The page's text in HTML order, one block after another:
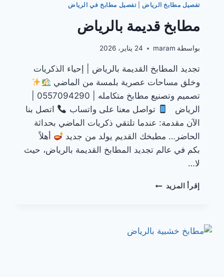
تفصيل مطابخ الرياض |تفصيل مطابخ في الرياض
مطابخ قديمة بالرياض
بواسطة maram 24 يناير، 2026
تجديد المطابخ القديمة بالرياض | إحياء الذكريات
وخلق مساحات عصرية بلمسة من الماضي
الرياض
تواصل معنا على واتساب
اتصل بنا
الآن مقدمة: عندما تلتقي ذكريات الماضي بحداثة
الحاضر… مطبخك القديم يولد من جديد
أهلاً
بكم في عالم تجديد المطابخ القديمة بالرياض، حيث
لا…
إقرأ المزيد مطابخ